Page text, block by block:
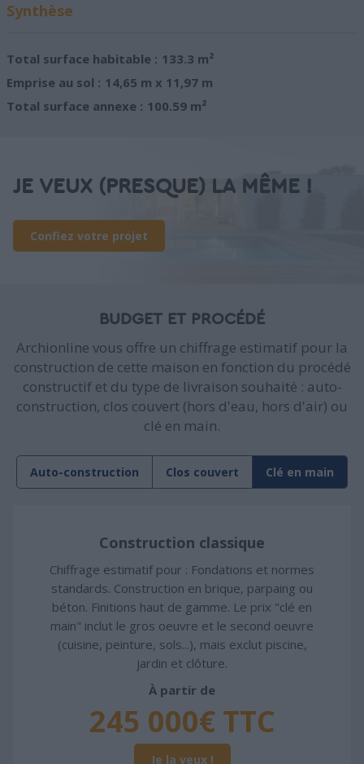
Synthèse
Total surface habitable : 133.3 m²
Emprise au sol : 14,65 m x 11,97 m
Total surface annexe : 100.59 m²
JE VEUX (PRESQUE) LA MÊME !
Confiez votre projet
BUDGET ET PROCÉDÉ
Archionline vous offre un chiffrage estimatif pour la
construction de cette maison en fonction du procédé
constructif et du type de livraison souhaité : auto-
construction, clos couvert (hors d'eau, hors d'air) ou
clé en main.
Auto-construction Clos couvert Clé en main
Construction classique
Chiffrage estimatif pour : Fondations et normes
standards. Construction en brique, parpaing ou
béton. Finitions haut de gamme. Le prix "clé en
main" inclut le gros oeuvre et le second oeuvre
(cuisine, peinture, sols...), mais exclut piscine,
jardin et clôture.
À partir de
245 000€ TTC
Je la veux !